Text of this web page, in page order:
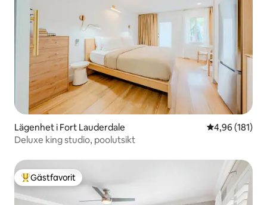
Lägenhet i Fort Lauderdale 4,96 av 5 i
4,96 (181)
Deluxe king studio, poolutsikt
Populär gästfavorit
Gästfavorit